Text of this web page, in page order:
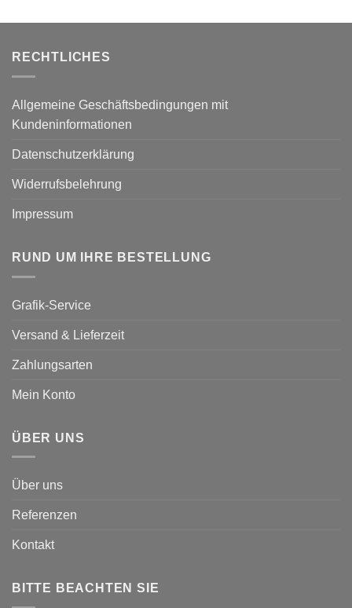
RECHTLICHES
Allgemeine Geschäftsbedingungen mit
Kundeninformationen
Datenschutzerklärung
Widerrufsbelehrung
Impressum
RUND UM IHRE BESTELLUNG
Grafik-Service
Versand & Lieferzeit
Zahlungsarten
Mein Konto
ÜBER UNS
Über uns
Referenzen
Kontakt
BITTE BEACHTEN SIE